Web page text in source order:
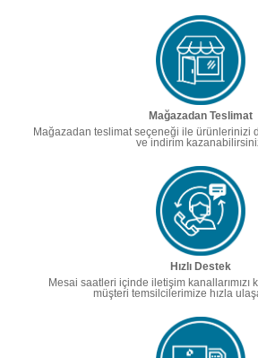
Mağazadan Teslimat
Mağazadan teslimat seçeneği ile ürünlerinizi
ve indirim
Hızlı Destek
Mesai saatleri içinde iletişim kanallarımızı
müşteri temsilcilerimize hızla